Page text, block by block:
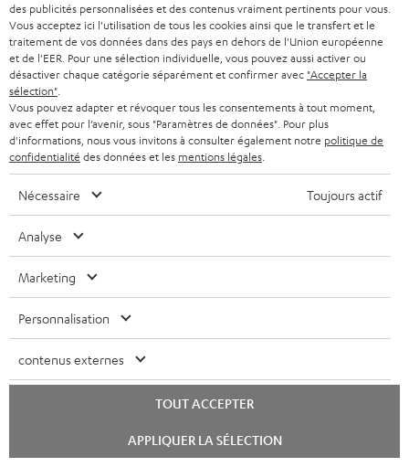
JUSQU'À -
45 €
I
n
s
c
i
v
z
-
v
Choisissez votre bon d'achat !
Inscrivez-vous à la newsletter et recevez jusqu'à
45 € de remise.
EMAIL
WIDGET
chat
des publicités personnalisées et des contenus vraiment pertinents pour vous.
Vous acceptez ici l'utilisation de tous les cookies ainsi que le transfert et le
traitement de vos données dans des pays en dehors de l'Union européenne
et de l'EER. Pour une sélection individuelle, vous pouvez aussi activer ou
désactiver chaque catégorie séparément et confirmer avec "Accepter la
sélection"
Vous pouvez adapter et révoquer tous les consentements à tout moment,
avec effet pour l’avenir, sous "Paramètres de données". Pour plus
d'informations, nous vous invitons à consulter également notre politique de
confidentialité des données et les mentions légales
Nécessaire Toujours actif
Analyse
Marketing
Personnalisation
contenus externes
TOUT ACCEPTER
APPLIQUER LA SÉLECTION